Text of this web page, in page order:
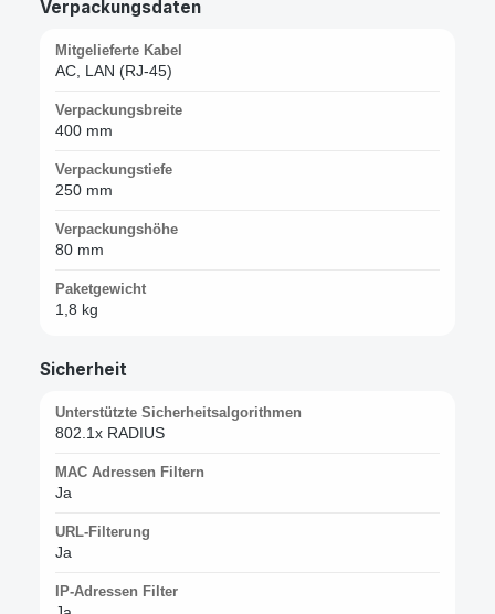
Verpackungsdaten
Mitgelieferte Kabel
AC, LAN (RJ-45)
Verpackungsbreite
400 mm
Verpackungstiefe
250 mm
Verpackungshöhe
80 mm
Paketgewicht
1,8 kg
Sicherheit
Unterstützte Sicherheitsalgorithmen
802.1x RADIUS
MAC Adressen Filtern
Ja
URL-Filterung
Ja
IP-Adressen Filter